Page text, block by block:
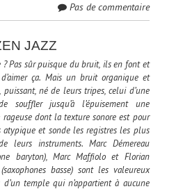
Pas de commentaire
JAZZ
? Pas sûr puisque du bruit, ils en font et
ça. Mais un bruit organique et
puissant, né de leurs tripes, celui d’une
souffler jusqu’à l’épuisement une
rageuse dont la texture sonore est pour
atypique et sonde les registres les plus
leurs instruments. Marc Démereau
baryton), Marc Maffiolo et Florian
basse) sont les valeureux
d’un temple qui n’appartient à aucune